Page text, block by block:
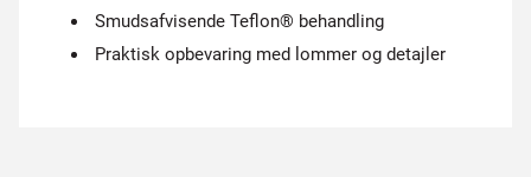
Smudsafvisende Teflon® behandling
Praktisk opbevaring med lommer og detajler